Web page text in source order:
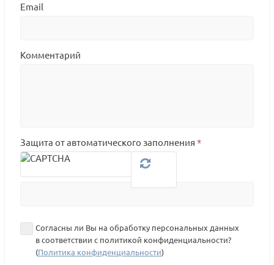
Email
Комментарий
Защита от автоматического заполнения *
Согласны ли Вы на обработку персональных данных
в соответствии с политикой конфиденциальности?
(Политика конфиденциальности)